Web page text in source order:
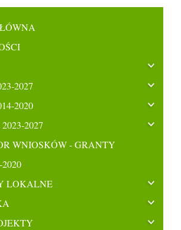
2027
2020
2027
WNIOSKÓW - GRANTY
LOKALNE